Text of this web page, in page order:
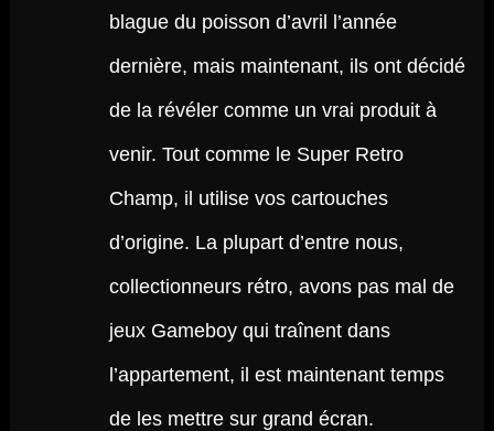
blague du poisson d’avril l’année
dernière, mais maintenant, ils ont décidé
de la révéler comme un vrai produit à
venir. Tout comme le Super Retro
Champ, il utilise vos cartouches
d’origine. La plupart d’entre nous,
collectionneurs rétro, avons pas mal de
jeux Gameboy qui traînent dans
l’appartement, il est maintenant temps
de les mettre sur grand écran.